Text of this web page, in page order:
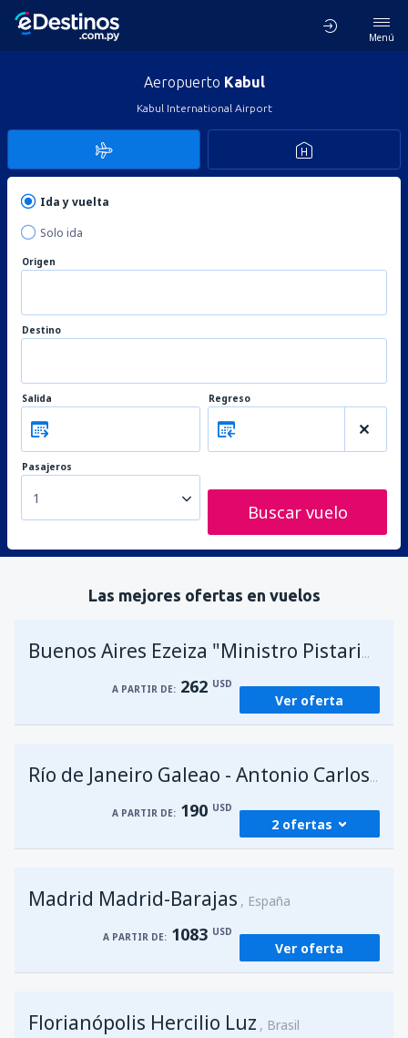
Menú
Aeropuerto Kabul
Kabul International Airport
Ida y vuelta
Solo ida
Origen
Destino
Salida Regreso
Pasajeros
1
Buscar vuelo
Las mejores ofertas en vuelos
Buenos Aires Ezeiza "Ministro Pistarini"
A PARTIR DE: 262 USD
Ver oferta
Río de Janeiro Galeao - Antonio Carlos Jobim
A PARTIR DE: 190 USD
2 ofertas
A PARTIR DE: 227USD
Asunción, Silvio Pettirossi (ASU)
A PARTIR DE: 190USD
Madrid Madrid-Barajas España
A PARTIR DE: 1083 USD
Ver oferta
Florianópolis Hercilio Luz Brasil